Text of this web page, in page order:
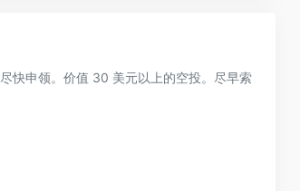
快申领。价值 30 美元以上的空投。尽早索